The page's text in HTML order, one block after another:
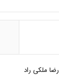
ملکی راد